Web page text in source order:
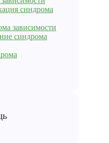
синдрома
зависимости
синдрома